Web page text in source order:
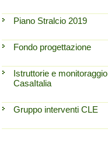
Piano Stralcio 2019
Fondo progettazione
Istruttorie e monitoraggio
CasaItalia
Gruppo interventi CLE